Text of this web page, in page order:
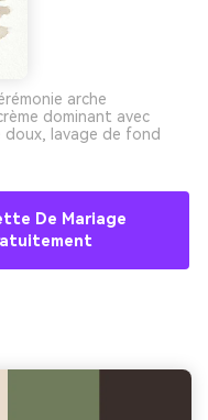
arche
dominant avec
lavage de fond
De Mariage